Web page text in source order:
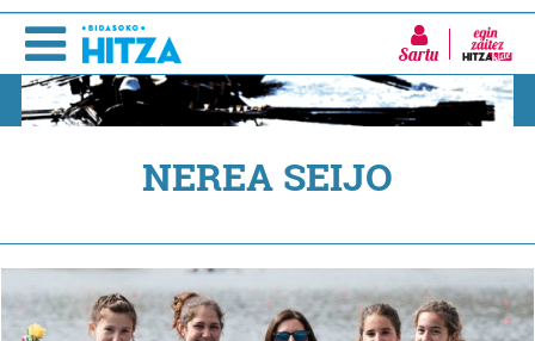
Sartu
NEREA SEIJO